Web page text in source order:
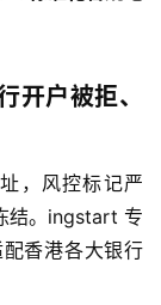
开户被拒、
，风控标记严
结。ingstart 专
香港各大银行